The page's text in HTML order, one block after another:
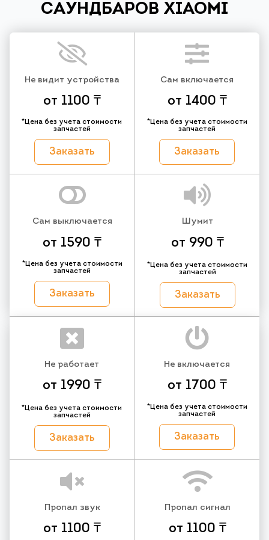
САУНДБАРОВ XIAOMI
Не видит устройства
от 1100 ₸
*Цена без учета стоимости
запчастей
Заказать
Сам включается
от 1400 ₸
*Цена без учета стоимости
запчастей
Заказать
Сам выключается
от 1590 ₸
*Цена без учета стоимости
запчастей
Заказать
Шумит
от 990 ₸
*Цена без учета стоимости
запчастей
Заказать
Не работает
от 1990 ₸
*Цена без учета стоимости
запчастей
Заказать
Не включается
от 1700 ₸
*Цена без учета стоимости
запчастей
Заказать
Пропал звук
от 1100 ₸
Пропал сигнал
от 1100 ₸